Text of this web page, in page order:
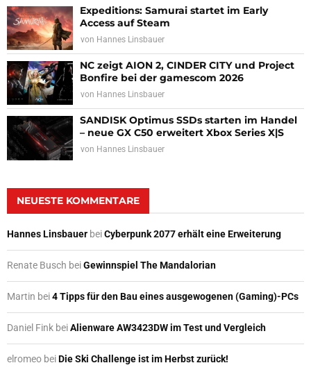
Expeditions: Samurai startet im Early
Access auf Steam
von Hannes Linsbauer
NC zeigt AION 2, CINDER CITY und Project
Bonfire bei der gamescom 2026
von Hannes Linsbauer
SANDISK Optimus SSDs starten im Handel
– neue GX C50 erweitert Xbox Series X|S
von Hannes Linsbauer
NEUESTE KOMMENTARE
Hannes Linsbauer beiCyberpunk 2077 erhält eine Erweiterung
Renate Busch beiGewinnspiel The Mandalorian
Martin bei4 Tipps für den Bau eines ausgewogenen (Gaming)-PCs
Daniel Fink beiAlienware AW3423DW im Test und Vergleich
elromeo beiDie Ski Challenge ist im Herbst zurück!